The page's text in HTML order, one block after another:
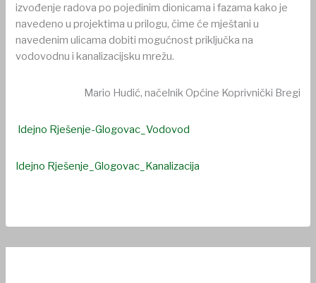
izvođenje radova po pojedinim dionicama i fazama kako je
navedeno u projektima u prilogu, čime će mještani u
navedenim ulicama dobiti mogućnost priključka na
vodovodnu i kanalizacijsku mrežu.
Mario Hudić, načelnik Općine Koprivnički Bregi
Idejno Rješenje-Glogovac_Vodovod
Idejno Rješenje_Glogovac_Kanalizacija